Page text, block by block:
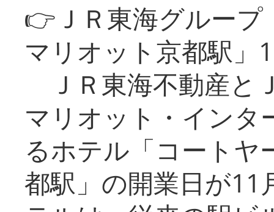
👉ＪＲ東海グルー
マリオット京都駅」
ＪＲ東海不動産と
マリオット・インタ
るホテル「コートヤ
都駅」の開業日が11